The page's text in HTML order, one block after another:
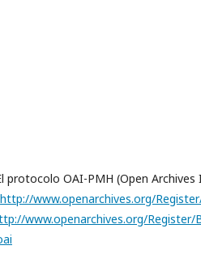
OAI-PMH (Open
http://www.openarchives.org/
www.openarchives.org/Register/